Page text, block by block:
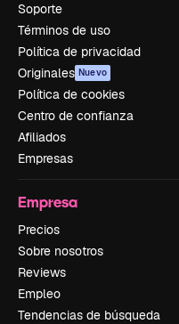
Soporte
Términos de uso
Política de privacidad
Originales Nuevo
Política de cookies
Centro de confianza
Afiliados
Empresas
Empresa
Precios
Sobre nosotros
Reviews
Empleo
Tendencias de búsqueda